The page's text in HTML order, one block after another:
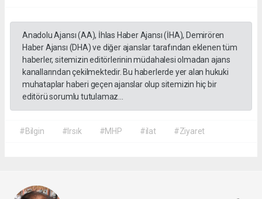
Anadolu Ajansı (AA), İhlas Haber Ajansı (İHA), Demirören
Haber Ajansı (DHA) ve diğer ajanslar tarafından eklenen tüm
haberler, sitemizin editörlerinin müdahalesi olmadan ajans
kanallarından çekilmektedir. Bu haberlerde yer alan hukuki
muhataplar haberi geçen ajanslar olup sitemizin hiç bir
editörü sorumlu tutulamaz...
#Bilgin #Irsık #MHP #ilat #Ziyaret